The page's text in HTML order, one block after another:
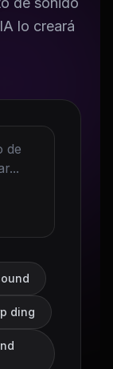
lo creará
ding